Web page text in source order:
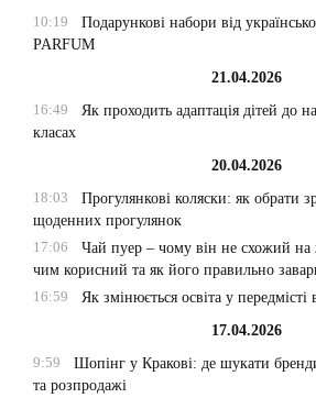
10:19
Подарункові набори від
PARFUM
21.04.2026
16:49
Як проходить адаптація дітей до
класах
20.04.2026
18:03
Прогулянкові коляски: як обрати
щоденних прогулянок
17:06
Чай пуер – чому він не схожий
чим корисний та як його правильно
16:59
Як змінюється освіта у передмісті
17.04.2026
9:59
Шопінг у Кракові: де шукати
та розпродажі